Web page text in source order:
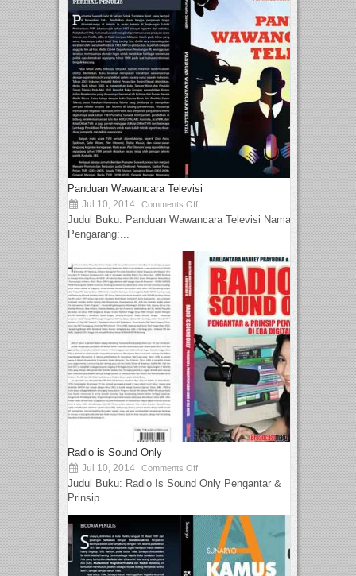
Panduan Wawancara Televisi
Jul 10, 2014 Comments Off
Judul Buku: Panduan Wawancara Televisi Nama
Pengarang:...
Radio is Sound Only
Jul 10, 2014 Comments Off
Judul Buku: Radio Is Sound Only Pengantar &
Prinsip...